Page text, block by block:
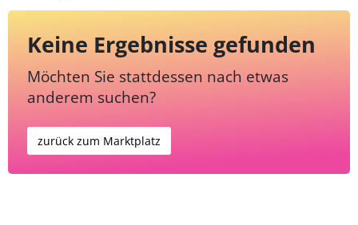
Keine Ergebnisse gefunden
Möchten Sie stattdessen nach etwas
anderem suchen?
zurück zum Marktplatz